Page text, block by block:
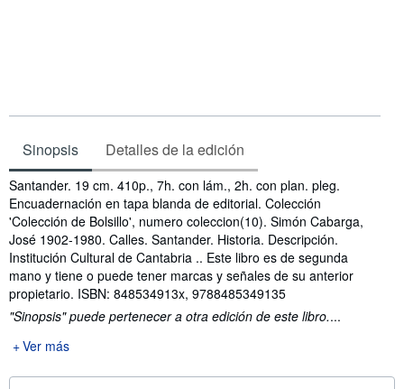
Sinopsis Detalles de la edición
Sinopsis
Santander. 19 cm. 410p., 7h. con lám., 2h. con plan. pleg.
Encuadernación en tapa blanda de editorial. Colección
'Colección de Bolsillo', numero coleccion(10). Simón Cabarga,
José 1902-1980. Calles. Santander. Historia. Descripción.
Institución Cultural de Cantabria .. Este libro es de segunda
mano y tiene o puede tener marcas y señales de su anterior
propietario. ISBN: 848534913x, 9788485349135
"Sinopsis" puede pertenecer a otra edición de este libro....
Ver más